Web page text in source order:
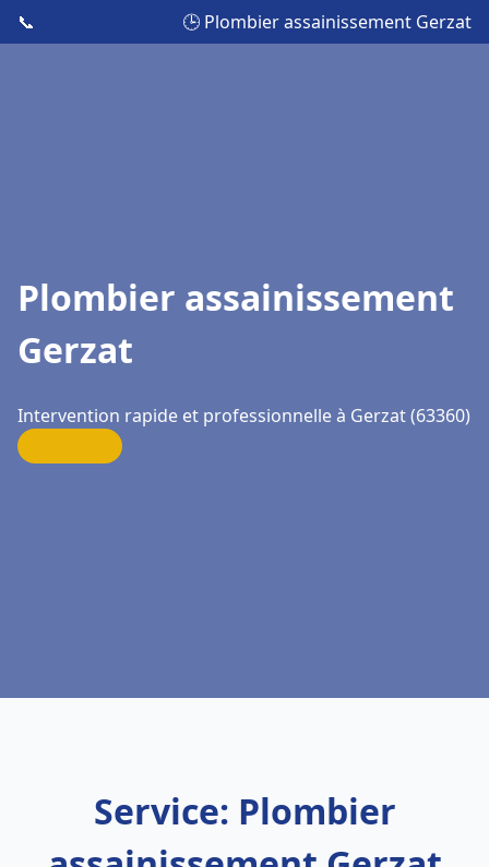
📞 🕒 Plombier assainissement Gerzat
Plombier assainissement
Gerzat
Intervention rapide et professionnelle à Gerzat (63360)
Service: Plombier